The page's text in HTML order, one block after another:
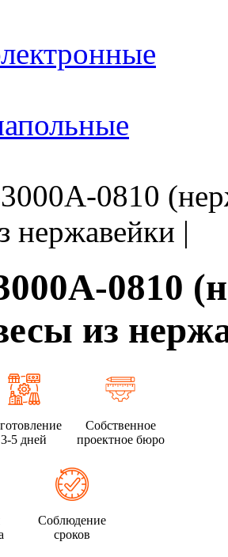
0810
нержавейки |
0810
из
3-5 дней
Собственное
проектное бюро
Соблюдение
сроков